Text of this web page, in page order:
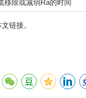
移除或减弱Ra的时间
链接。